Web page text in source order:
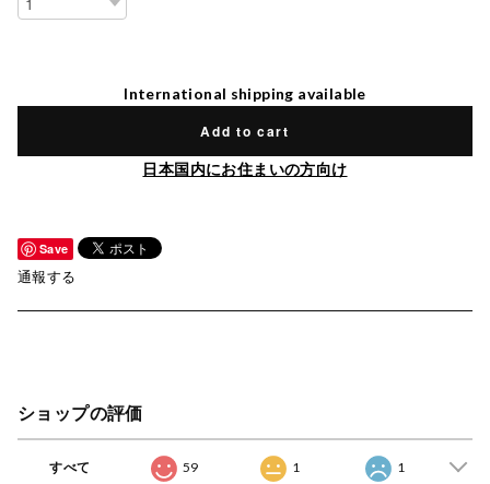
International shipping available
Add to cart
日本国内にお住まいの方向け
Save
通報する
ショップの評価
すべて 59 1 1